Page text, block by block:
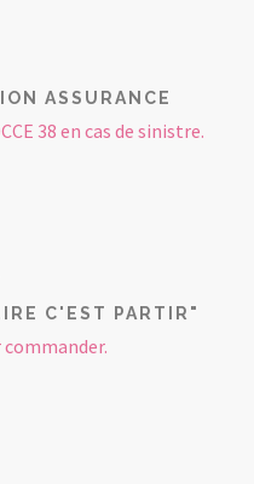
ASSURANCE
38 en cas de sinistre.
C'EST PARTIR"